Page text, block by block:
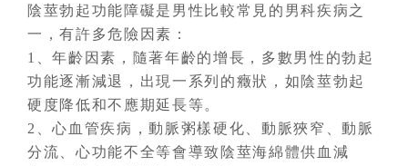
陰莖勃起功能障礙是男性比較常見的男科疾病之
一，有許多危險因素：
1、年齡因素，隨著年齡的增長，多數男性的勃起
功能逐漸減退，出現一系列的癥狀，如陰莖勃起
硬度降低和不應期延長等。
2、心血管疾病，動脈粥樣硬化、動脈狹窄、動脈
分流、心功能不全等會導致陰莖海綿體供血減